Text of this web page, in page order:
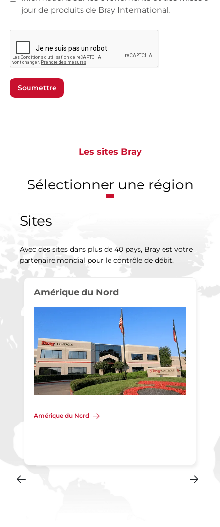
jour de produits de Bray International.
Soumettre
Les sites Bray
Sélectionner une région
Sites
Avec des sites dans plus de 40 pays, Bray est votre
partenaire mondial pour le contrôle de débit.
Amérique du Nord
Amérique du Nord